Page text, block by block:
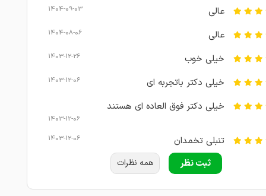
عالی 1404-09-03
عالی 1404-08-06
خیلی خوب 1403-12-26
خیلی دکتر باتجربه ای 1403-12-06
خیلی دکتر فوق العاده ای هستند
1403-12-06
تنبلی تخمدان 1403-12-06
امتیاز درج شده است
دکتر مجربی هستن
ثبت نظر همه نظرات